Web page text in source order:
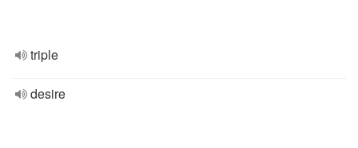
triple
desire